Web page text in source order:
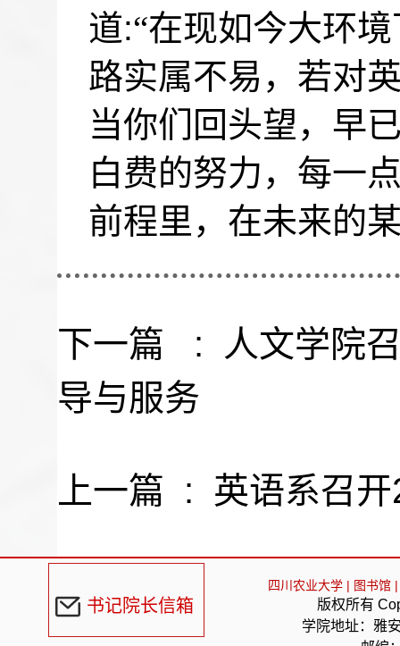
道:“在现如今大环
路实属不易，若对
当你们回头望，早
白费的努力，每一
前程里，在未来的
下一篇 :
人文学院
导与服务
上一篇 : 英语系召
书记院长信箱
四川农业大学 | 图书馆 |
版权所有
学院地址：雅